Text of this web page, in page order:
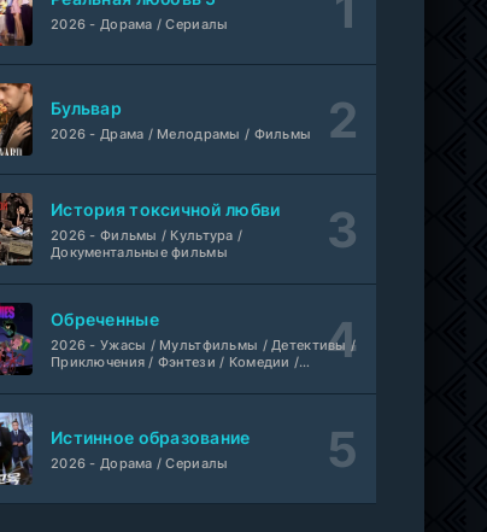
Свидания с Элис Перес
Йоне, иногда
Фильм
Фильм
серия
Везунчик
Фильм
WEB-
Неофициальный, Dragon Money Studio
1-6 серия
2026 - Дорама / Сериалы
Бульвар
2026 - Драма / Мелодрамы / Фильмы
История токсичной любви
2026 - Фильмы / Культура /
Документальные фильмы
Обреченные
2026 - Ужасы / Мультфильмы / Детективы /
Приключения / Фэнтези / Комедии /
Истинное образование
2026 - Дорама / Сериалы